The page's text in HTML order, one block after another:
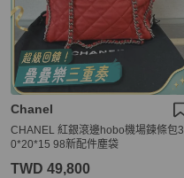
Chanel
CHANEL 紅銀滾邊hobo機場鍊條包3
0*20*15 98新配件塵袋
TWD 49,800